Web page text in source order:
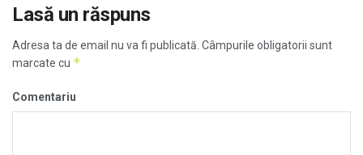
Lasă un răspuns
Adresa ta de email nu va fi publicată. Câmpurile obligatorii sunt
marcate cu *
Comentariu